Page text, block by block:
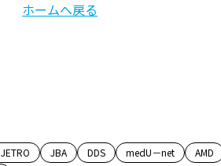
ホームへ戻る
JETRO JBA DDS medU－net AMD